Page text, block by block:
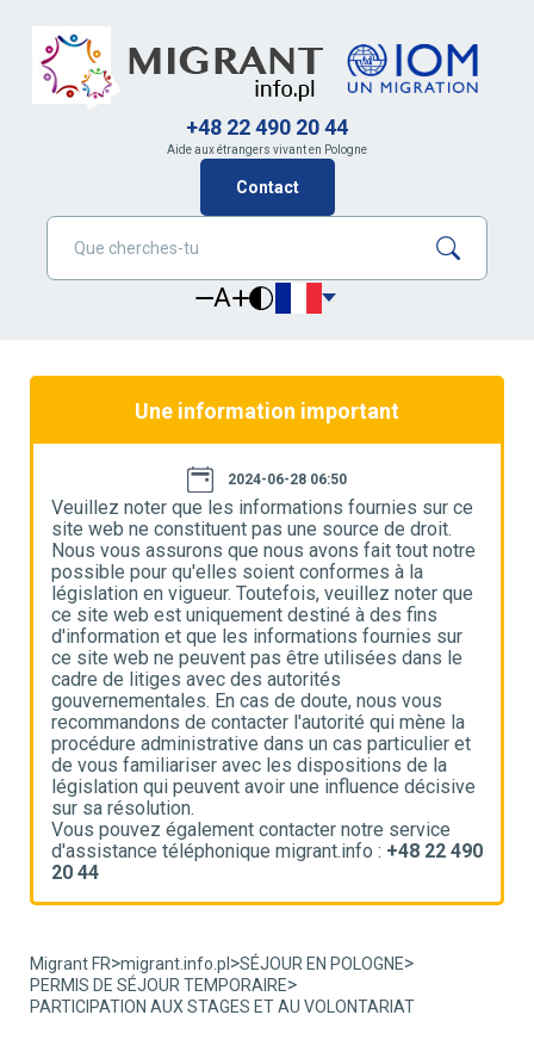
+48 22 490 20 44
Aide aux étrangers vivant en Pologne
Contact
A
Une information important
2024-06-28 06:50
Veuillez noter que les informations fournies sur ce
site web ne constituent pas une source de droit.
Nous vous assurons que nous avons fait tout notre
possible pour qu'elles soient conformes à la
législation en vigueur. Toutefois, veuillez noter que
ce site web est uniquement destiné à des fins
d'information et que les informations fournies sur
ce site web ne peuvent pas être utilisées dans le
cadre de litiges avec des autorités
gouvernementales. En cas de doute, nous vous
recommandons de contacter l'autorité qui mène la
procédure administrative dans un cas particulier et
de vous familiariser avec les dispositions de la
législation qui peuvent avoir une influence décisive
sur sa résolution.
Vous pouvez également contacter notre service
d'assistance téléphonique migrant.info : +48 22 490
20 44
Migrant FR>migrant.info.pl >SÉJOUR EN POLOGNE>
PERMIS DE SÉJOUR TEMPORAIRE>
PARTICIPATION AUX STAGES ET AU VOLONTARIAT